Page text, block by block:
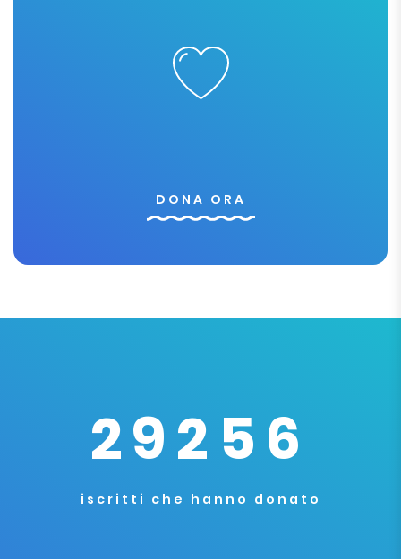
DONA ORA
29256
iscritti che hanno donato